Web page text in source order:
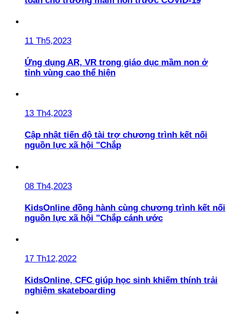
11 Th5,2023
Ứng dụng AR, VR trong giáo dục mầm non ở
tỉnh vùng cao thể hiện
13 Th4,2023
Cập nhật tiến độ tài trợ chương trình kết nối
nguồn lực xã hội "Chắp
08 Th4,2023
KidsOnline đồng hành cùng chương trình kết nối
nguồn lực xã hội "Chắp cánh ước
17 Th12,2022
KidsOnline, CFC giúp học sinh khiếm thính trải
nghiệm skateboarding